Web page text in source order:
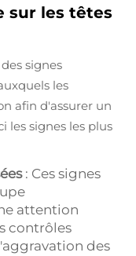
sur les têtes
signes
les
afin d'assurer un
les signes les plus
: Ces signes
attention
contrôles
des